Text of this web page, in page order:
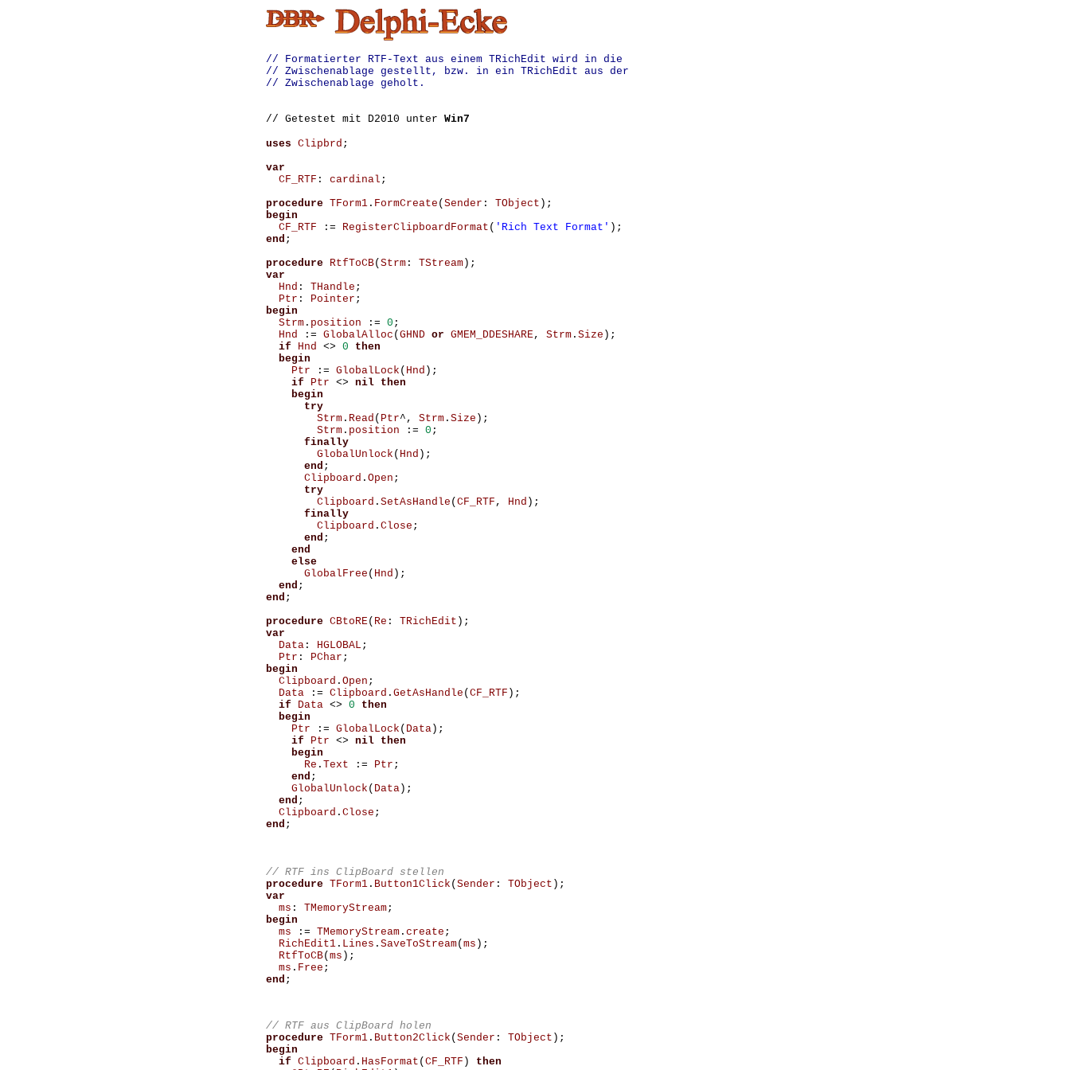
// Formatierter RTF-Text aus einem TRichEdit wird in die
// Zwischenablage gestellt, bzw. in ein TRichEdit aus der
// Zwischenablage geholt.
// Getestet mit D2010 unter Win7
uses Clipbrd ;
var
CF_RTF : cardinal ;
procedure TForm1. FormCreate ( Sender : TObject );
begin
CF_RTF
:= RegisterClipboardFormat ( 'Rich Text Format' );
end ;
procedure
RtfToCB( Strm: TStream);
var
Hnd : THandle ;
Ptr : Pointer ;
begin
Strm. position := 0 ;
Hnd
:= GlobalAlloc ( GHND or GMEM_DDESHARE, Strm. Size );
if
Hnd <> 0
then
begin
Ptr
:= GlobalLock ( Hnd );
if
Ptr <> nil
then
begin
try
Strm. Read ( Ptr^, Strm. Size );
Strm. position := 0 ;
finally
GlobalUnlock ( Hnd );
end ;
Clipboard . Open ;
try
Clipboard . SetAsHandle ( CF_RTF , Hnd );
finally
Clipboard . Close ;
end ;
end
else
GlobalFree ( Hnd );
end ;
end ;
procedure CBtoRE( Re : TRichEdit );
var
Data: HGLOBAL ;
Ptr : PChar ;
begin
Clipboard . Open ;
Data
:= Clipboard . GetAsHandle ( CF_RTF );
if
Data <> 0
then
begin
Ptr
:= GlobalLock ( Data);
if
Ptr <> nil
then
begin
Re . Text := Ptr ;
end ;
GlobalUnlock ( Data);
end ;
Clipboard . Close ;
end ;
procedure TForm1. Button1Click ( Sender : TObject );
var
ms : TMemoryStream;
begin
ms
:= TMemoryStream. create ;
RichEdit1. Lines . SaveToStream( ms );
RtfToCB( ms );
ms . Free ;
end ;
procedure TForm1. Button2Click ( Sender : TObject );
begin
if Clipboard . HasFormat ( CF_RTF )
then